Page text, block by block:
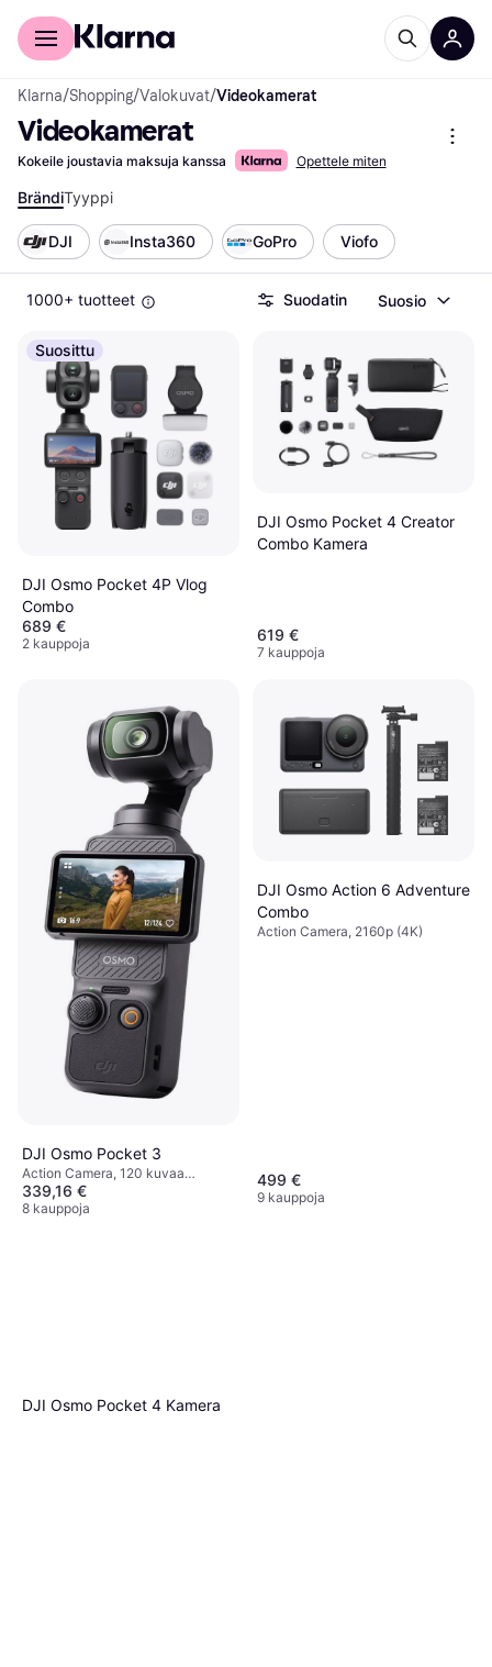
Kuluttajille
Klarna/Shopping/Valokuvat/Videokamerat
Videokamerat
Kokeile joustavia maksuja kanssa Opettele miten
BrändiTyyppi
DJI Insta360 GoPro Viofo
1000+ tuotteet Suodatin Suosio
Suosittu
DJI Osmo Pocket 4P Vlog
Combo
689 €
2 kauppoja
DJI Osmo Pocket 4 Creator
Combo Kamera
619 €
7 kauppoja
DJI Osmo Pocket 3
Action Camera, 120 kuvaa
sekunnissa, CMOS, 2160p (4K)
339,16 €
8 kauppoja
DJI Osmo Action 6 Adventure
Combo
Action Camera, 2160p (4K)
499 €
9 kauppoja
DJI Osmo Pocket 4 Kamera